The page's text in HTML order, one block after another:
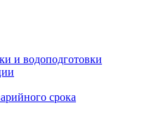
и водоподготовки
срока